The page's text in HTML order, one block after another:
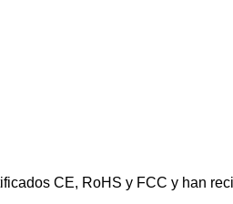
CE, RoHS y FCC y han